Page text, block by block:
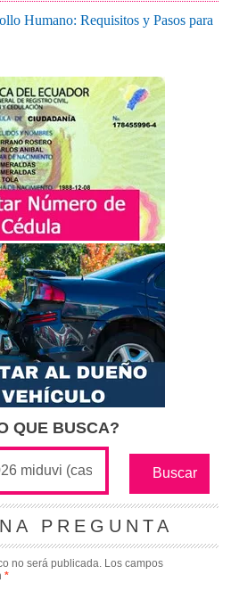
Humano: Requisitos y Pasos para
QUE BUSCA?
PREGUNTA
no será publicada. Los campos
*